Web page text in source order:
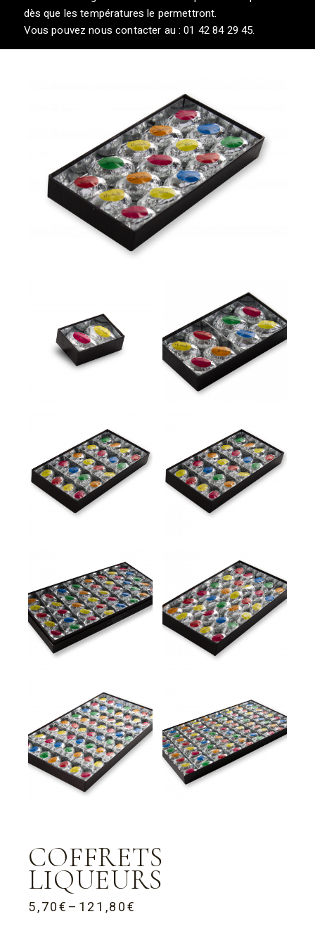
dès que les températures le permettront.
Vous pouvez nous contacter au : 01 42 84 29 45.
COFFRETS
LIQUEURS
5,70€– 121,80€